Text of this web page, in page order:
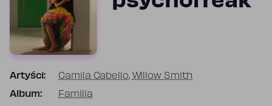
Artyści: Camila Cabello, Willow Smith
Album: Familia